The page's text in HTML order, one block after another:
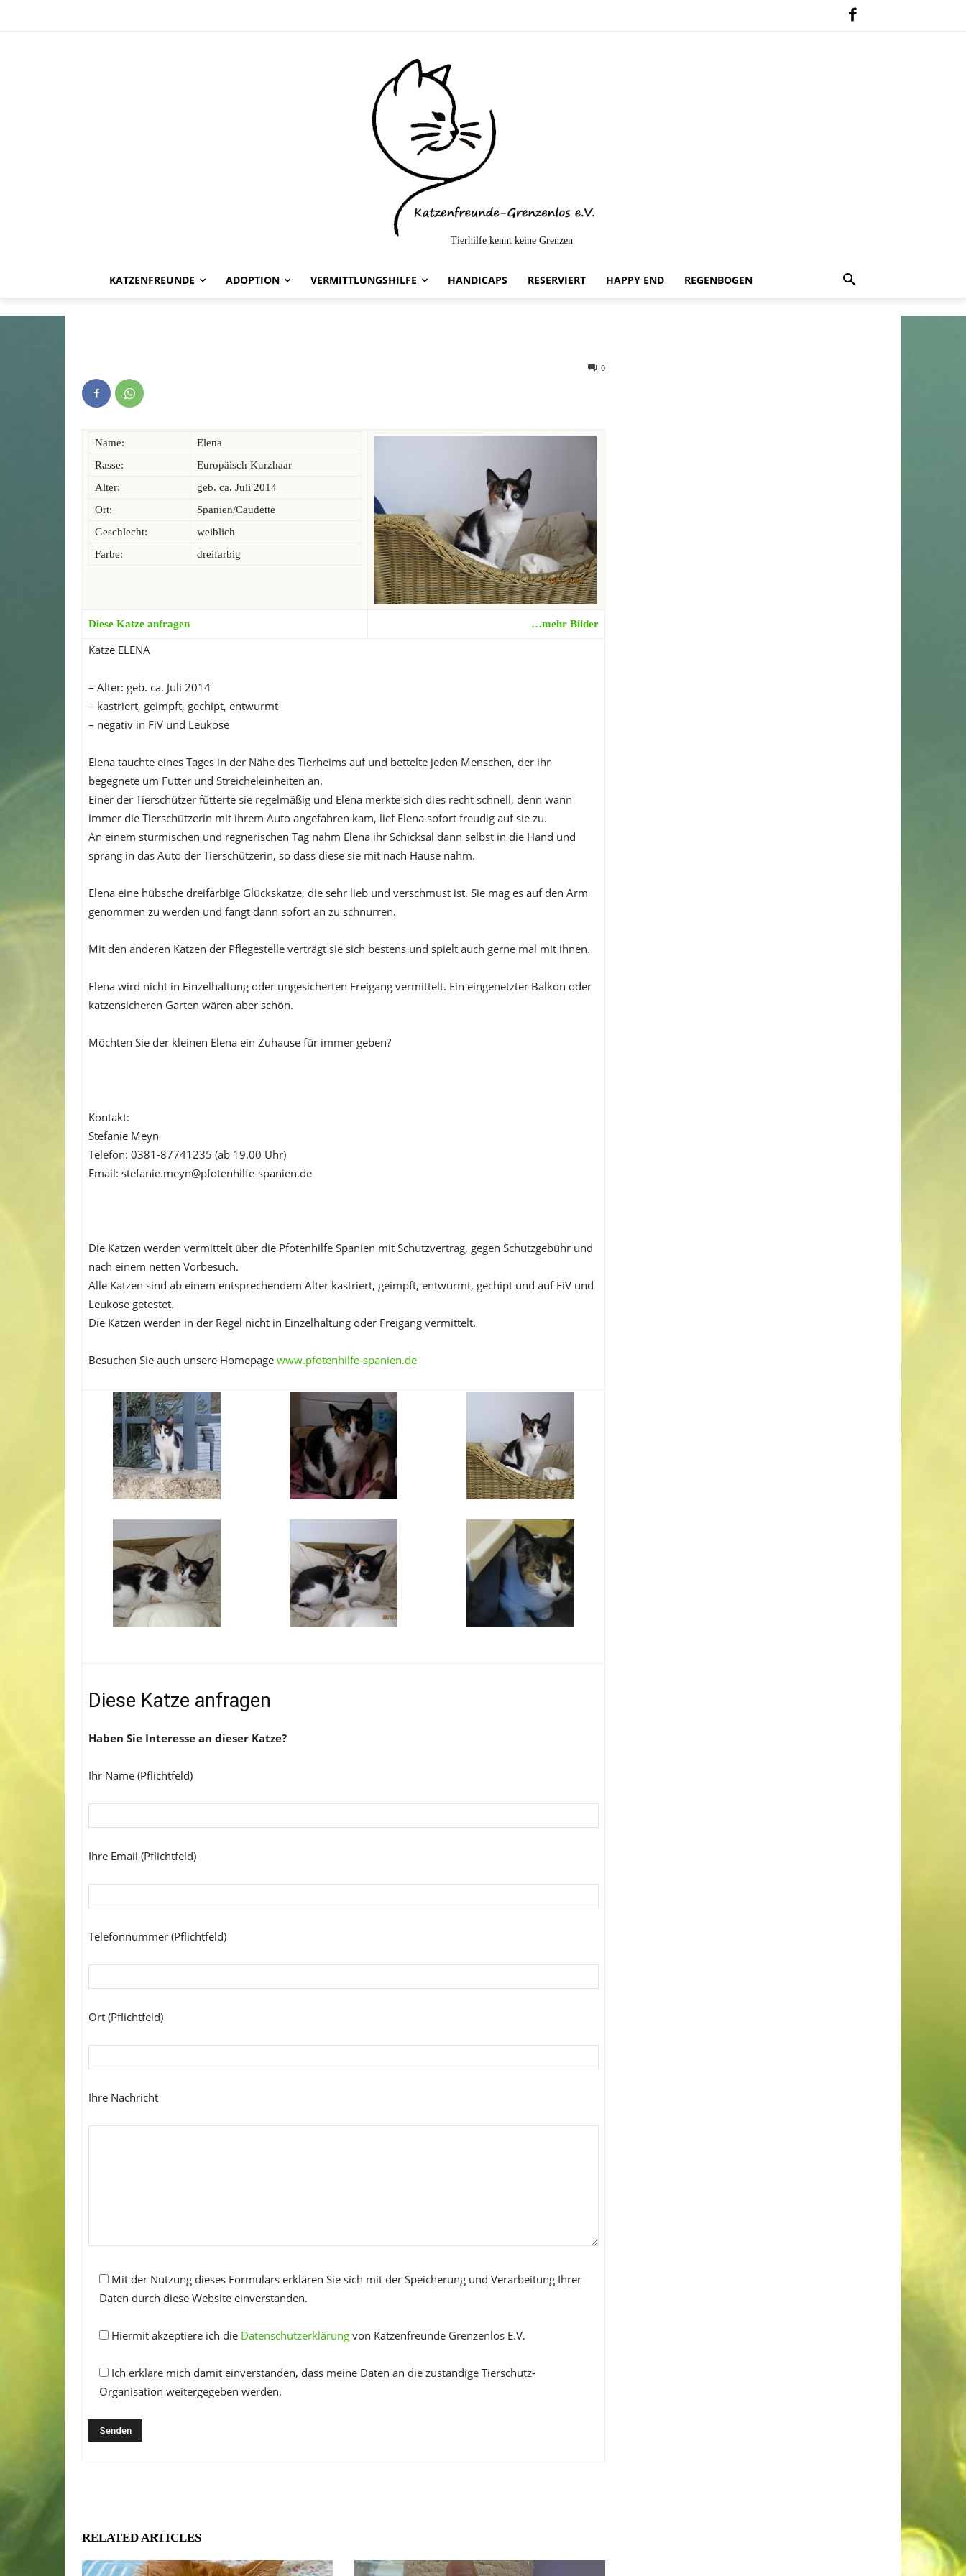
Tierhilfe kennt keine Grenzen
KATZENFREUNDE ADOPTION VERMITTLUNGSHILFE HANDICAPS RESERVIERT HAPPY END REGENBOGEN
Elena -vermittelt-
0
Name:
Elena
Rasse:
Europäisch Kurzhaar
Alter:
geb. ca. Juli 2014
Ort:
Spanien/Caudette
Geschlecht:
weiblich
Farbe:
dreifarbig
Diese Katze anfragen …mehr Bilder
Katze ELENA
– Alter: geb. ca. Juli 2014
– kastriert, geimpft, gechipt, entwurmt
– negativ in FiV und Leukose
Elena tauchte eines Tages in der Nähe des Tierheims auf und bettelte jeden Menschen, der ihr
begegnete um Futter und Streicheleinheiten an.
Einer der Tierschützer fütterte sie regelmäßig und Elena merkte sich dies recht schnell, denn wann
immer die Tierschützerin mit ihrem Auto angefahren kam, lief Elena sofort freudig auf sie zu.
An einem stürmischen und regnerischen Tag nahm Elena ihr Schicksal dann selbst in die Hand und
sprang in das Auto der Tierschützerin, so dass diese sie mit nach Hause nahm.
Elena eine hübsche dreifarbige Glückskatze, die sehr lieb und verschmust ist. Sie mag es auf den Arm
genommen zu werden und fängt dann sofort an zu schnurren.
Mit den anderen Katzen der Pflegestelle verträgt sie sich bestens und spielt auch gerne mal mit ihnen.
Elena wird nicht in Einzelhaltung oder ungesicherten Freigang vermittelt. Ein eingenetzter Balkon oder
katzensicheren Garten wären aber schön.
Möchten Sie der kleinen Elena ein Zuhause für immer geben?
Kontakt:
Stefanie Meyn
Telefon: 0381-87741235 (ab 19.00 Uhr)
Email: stefanie.meyn@pfotenhilfe-spanien.de
Die Katzen werden vermittelt über die Pfotenhilfe Spanien mit Schutzvertrag, gegen Schutzgebühr und
nach einem netten Vorbesuch.
Alle Katzen sind ab einem entsprechendem Alter kastriert, geimpft, entwurmt, gechipt und auf FiV und
Leukose getestet.
Die Katzen werden in der Regel nicht in Einzelhaltung oder Freigang vermittelt.
Besuchen Sie auch unsere Homepage www.pfotenhilfe-spanien.de
Diese Katze anfragen
Haben Sie Interesse an dieser Katze?
Ihr Name (Pflichtfeld)
Ihre Email (Pflichtfeld)
Telefonnummer (Pflichtfeld)
Ort (Pflichtfeld)
Ihre Nachricht
Mit der Nutzung dieses Formulars erklären Sie sich mit der Speicherung und Verarbeitung Ihrer
Daten durch diese Website einverstanden.
Hiermit akzeptiere ich die Datenschutzerklärung von Katzenfreunde Grenzenlos E.V.
Ich erkläre mich damit einverstanden, dass meine Daten an die zuständige Tierschutz-
Organisation weitergegeben werden.
RELATED ARTICLES